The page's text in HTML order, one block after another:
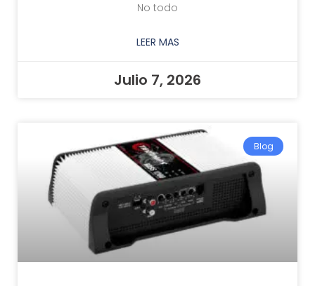
No todo
LEER MAS
Julio 7, 2026
Blog